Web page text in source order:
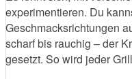
experimentieren. Du
Geschmacksrichtungen
scharf bis rauchig – der
gesetzt. So wird jeder